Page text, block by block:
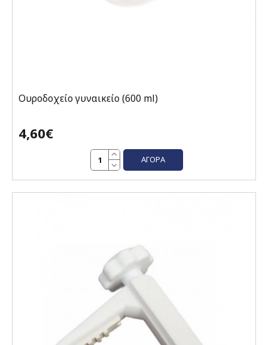
Ουροδοχείο γυναικείο (600 ml)
4,60€
ΑΓΟΡΆ